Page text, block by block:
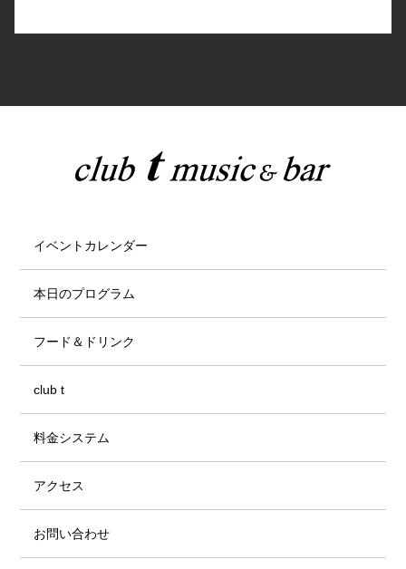
イベントカレンダー
本日のプログラム
フード＆ドリンク
club t
料金システム
アクセス
お問い合わせ